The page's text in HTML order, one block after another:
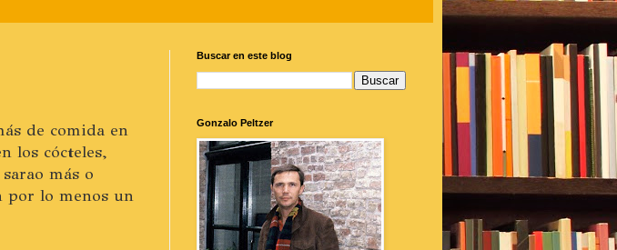
de comida en
los cócteles,
más o
por lo menos un
Buscar en este blog
Gonzalo Peltzer